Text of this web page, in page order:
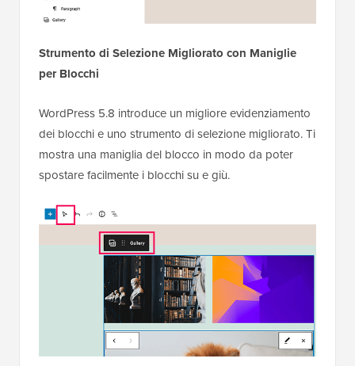
Strumento di Selezione Migliorato con Maniglie
per Blocchi
WordPress 5.8 introduce un migliore evidenziamento
dei blocchi e uno strumento di selezione migliorato. Ti
mostra una maniglia del blocco in modo da poter
spostare facilmente i blocchi su e giù.